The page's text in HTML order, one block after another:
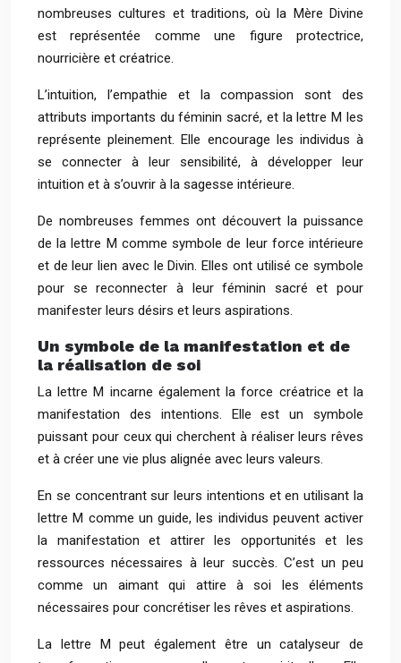
nombreuses cultures et traditions, où la Mère Divine
est représentée comme une figure protectrice,
nourricière et créatrice.
L’intuition, l’empathie et la compassion sont des
attributs importants du féminin sacré, et la lettre M les
représente pleinement. Elle encourage les individus à
se connecter à leur sensibilité, à développer leur
intuition et à s’ouvrir à la sagesse intérieure.
De nombreuses femmes ont découvert la puissance
de la lettre M comme symbole de leur force intérieure
et de leur lien avec le Divin. Elles ont utilisé ce symbole
pour se reconnecter à leur féminin sacré et pour
manifester leurs désirs et leurs aspirations.
Un symbole de la manifestation et de
la réalisation de soi
La lettre M incarne également la force créatrice et la
manifestation des intentions. Elle est un symbole
puissant pour ceux qui cherchent à réaliser leurs rêves
et à créer une vie plus alignée avec leurs valeurs.
En se concentrant sur leurs intentions et en utilisant la
lettre M comme un guide, les individus peuvent activer
la manifestation et attirer les opportunités et les
ressources nécessaires à leur succès. C’est un peu
comme un aimant qui attire à soi les éléments
nécessaires pour concrétiser les rêves et aspirations.
La lettre M peut également être un catalyseur de